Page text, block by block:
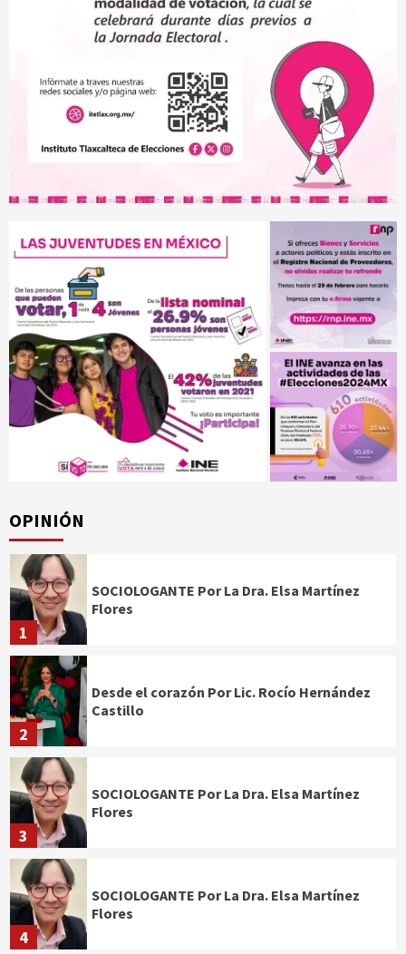
OPINIÓN
1
SOCIOLOGANTE Por La Dra. Elsa Martínez
Flores
2
Desde el corazón Por Lic. Rocío Hernández
Castillo
3
SOCIOLOGANTE Por La Dra. Elsa Martínez
Flores
4
SOCIOLOGANTE Por La Dra. Elsa Martínez
Flores